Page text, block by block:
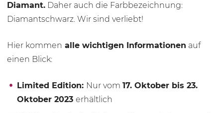
Diamant. Daher auch die Farbbezeichnung:
Diamantschwarz. Wir sind verliebt!
Hier kommen alle wichtigen Informationen auf
einen Blick:
Limited Edition: Nur vom 17. Oktober bis 23.
Oktober 2023 erhältlich